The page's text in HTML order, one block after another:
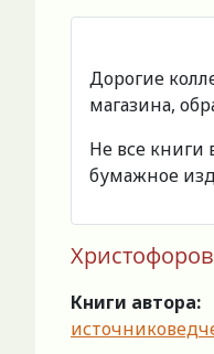
Дорогие
магазина,
Не все книги
бумажное
Книги автора: